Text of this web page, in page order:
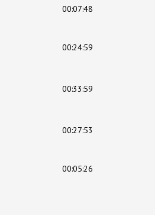
00:07:48
00:24:59
00:33:59
00:27:53
00:05:26